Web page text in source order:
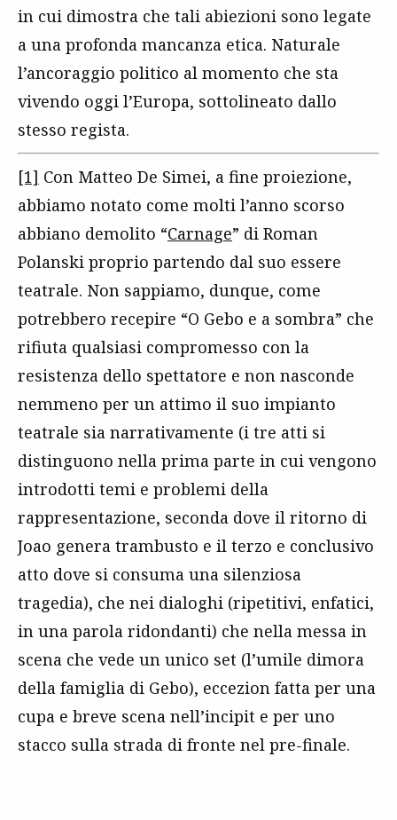
in cui dimostra che tali abiezioni sono legate
a una profonda mancanza etica. Naturale
l’ancoraggio politico al momento che sta
vivendo oggi l’Europa, sottolineato dallo
stesso regista.
[1] Con Matteo De Simei, a fine proiezione,
abbiamo notato come molti l’anno scorso
abbiano demolito “Carnage” di Roman
Polanski proprio partendo dal suo essere
teatrale. Non sappiamo, dunque, come
potrebbero recepire “O Gebo e a sombra” che
rifiuta qualsiasi compromesso con la
resistenza dello spettatore e non nasconde
nemmeno per un attimo il suo impianto
teatrale sia narrativamente (i tre atti si
distinguono nella prima parte in cui vengono
introdotti temi e problemi della
rappresentazione, seconda dove il ritorno di
Joao genera trambusto e il terzo e conclusivo
atto dove si consuma una silenziosa
tragedia), che nei dialoghi (ripetitivi, enfatici,
in una parola ridondanti) che nella messa in
scena che vede un unico set (l’umile dimora
della famiglia di Gebo), eccezion fatta per una
cupa e breve scena nell’incipit e per uno
stacco sulla strada di fronte nel pre-finale.